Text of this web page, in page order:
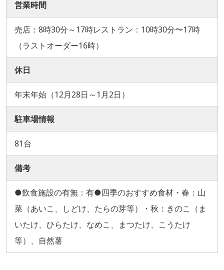
営業時間
売店：8時30分～17時レストラン：10時30分〜17時
（ラストオーダー16時）
休日
年末年始（12月28日～1月2日）
駐車場情報
81台
備考
●飲食施設の有無：有●四季のおすすめ食材・春：山
菜（あいこ、しどけ、たらの芽等）・秋：きのこ（ま
いたけ、ひらたけ、なめこ、まつたけ、こうたけ
等）、自然薯